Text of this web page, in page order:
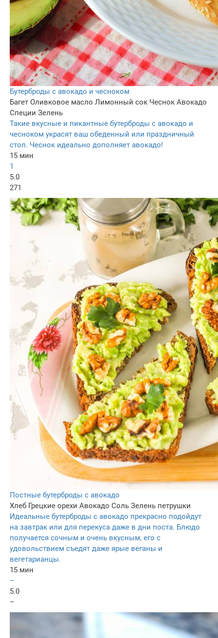
Бутерброды с авокадо и чесноком
Багет Оливковое масло Лимонный сок Чеснок Авокадо
Специи Зелень
Такие вкусные и пикантные бутерброды с авокадо и
чесноком украсят ваш обеденный или праздничный
стол. Чеснок идеально дополняет авокадо!
15 мин
1
5.0
271
Постные бутерброды с авокадо
Хлеб Грецкие орехи Авокадо Соль Зелень петрушки
Идеальные бутерброды с авокадо прекрасно подойдут
на завтрак или для перекуса даже в дни поста. Блюдо
получается сочным и очень вкусным, его с
удовольствием съедят даже ярые веганы и
вегетарианцы.
15 мин
–
5.0
–